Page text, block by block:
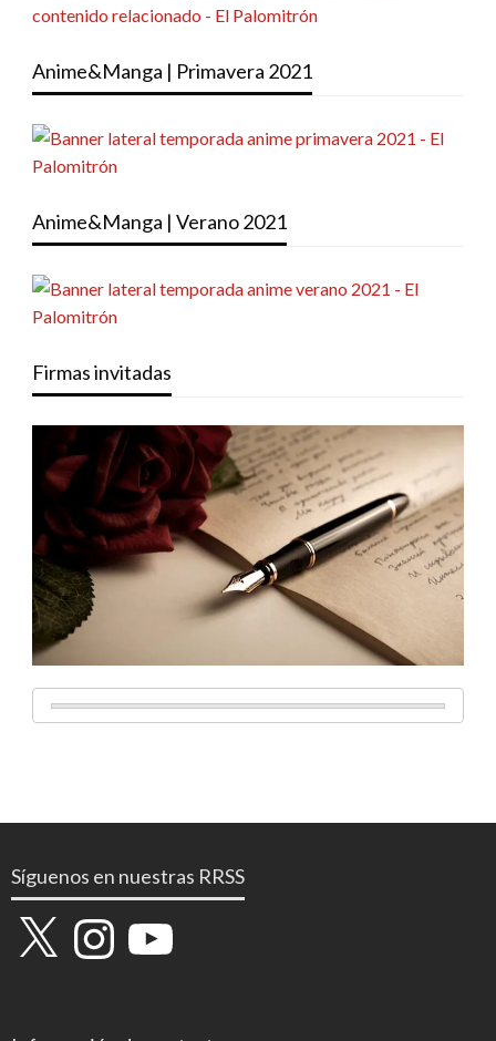
Anime&Manga | Primavera 2021
Anime&Manga | Verano 2021
Firmas invitadas
Síguenos en nuestras RRSS
X InstagramYouTube